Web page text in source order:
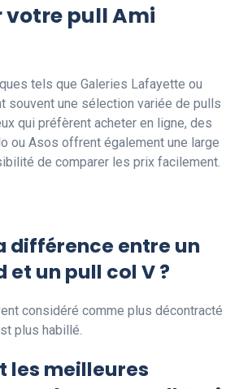
votre pull Ami
tels que Galeries Lafayette ou
souvent une sélection variée de pulls
qui préfèrent acheter en ligne, des
ou Asos offrent également une large
de comparer les prix facilement.
différence entre un
et un pull col V ?
considéré comme plus décontracté
plus habillé.
les meilleures